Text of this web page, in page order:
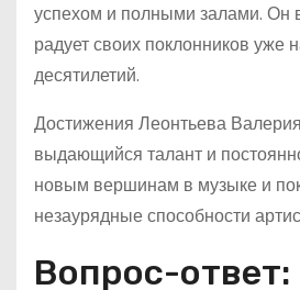
успехом и полными залами. Он
радует своих поклонников уже
десятилетий.
Достижения Леонтьева
выдающийся талант и
новым вершинам в музыке и
незаурядные способности
Вопрос-ответ: